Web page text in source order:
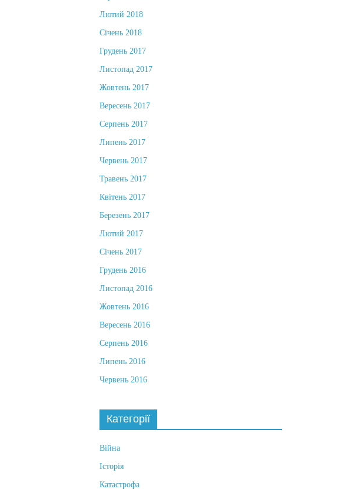
Лютий 2018
Січень 2018
Грудень 2017
Листопад 2017
Жовтень 2017
Вересень 2017
Серпень 2017
Липень 2017
Червень 2017
Травень 2017
Квітень 2017
Березень 2017
Лютий 2017
Січень 2017
Грудень 2016
Листопад 2016
Жовтень 2016
Вересень 2016
Серпень 2016
Липень 2016
Червень 2016
Категорії
Війна
Історія
Катастрофа